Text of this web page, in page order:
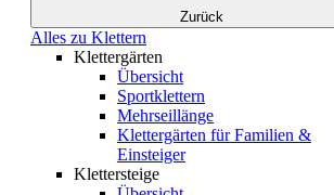
Zurück
Alles zu Klettern
Klettergärten
Übersicht
Sportklettern
Mehrseillänge
Klettergärten für Familien &
Einsteiger
Klettersteige